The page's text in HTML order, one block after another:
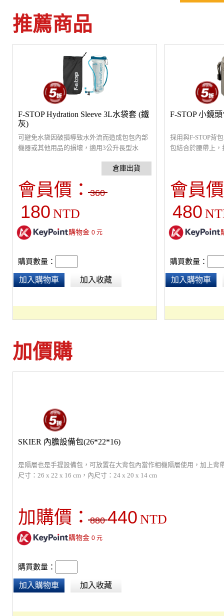
推薦商品
F-STOP Hydration Sleeve 3L水袋套 (鐵
灰)
可避免水袋因破損導致水外流而造成包包內部
機器或其他用品的損壞，適用3公升長型水
會員價：360
180 NTD
購物金 0元
購買數量：
加入購物車 加入收藏
F-STOP 小鏡
採用與F-STOP背
包結合於腰帶上
會員
480
購買數量：
加入購物車
加價購
SKIER 內膽設備包(26*22*16)
是隔層也是手提設備包，可放置在大背包內當作相機隔層使用，加上
尺寸：26 x 22 x 16 cm，內尺寸：24 x 20 x 14 cm
加購價：880 440 NTD
購物金 0元
購買數量：
加入購物車 加入收藏